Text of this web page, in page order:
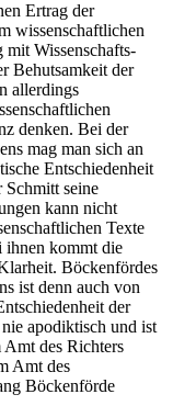
Ertrag der
wissenschaftlichen
mit Wissenschafts-
Behutsamkeit der
allerdings
denken. Bei der
mag man sich an
Entschiedenheit
Schmitt seine
kann nicht
Texte
ihnen kommt die
Böckenfördes
ist denn auch von
der
apodiktisch und ist
Amt des Richters
Amt des
Böckenförde